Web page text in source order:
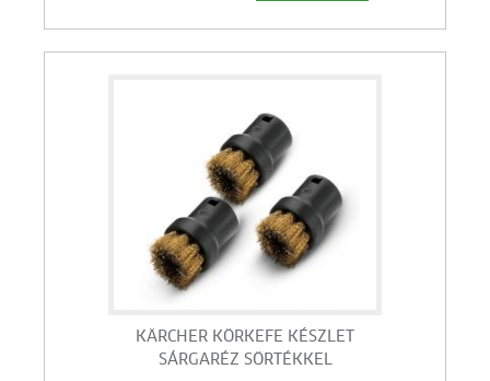
KÄRCHER KÖRKEFE KÉSZLET
SÁRGARÉZ SÖRTÉKKEL